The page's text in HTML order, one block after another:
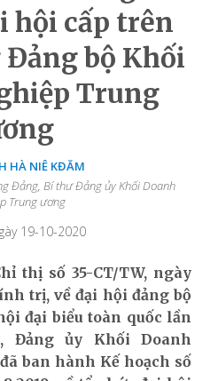
hội cấp trên
Đảng bộ Khối
Trung
HÀ NIÊ KĐĂM
Đảng, Bí thư Đảng ủy Khối Doanh
Trung ương
19-10-2020
thị số 35-CT/TW, ngày
trị, về đại hội đảng bộ
đại biểu toàn quốc lần
Đảng ủy Khối Doanh
ban hành Kế hoạch số